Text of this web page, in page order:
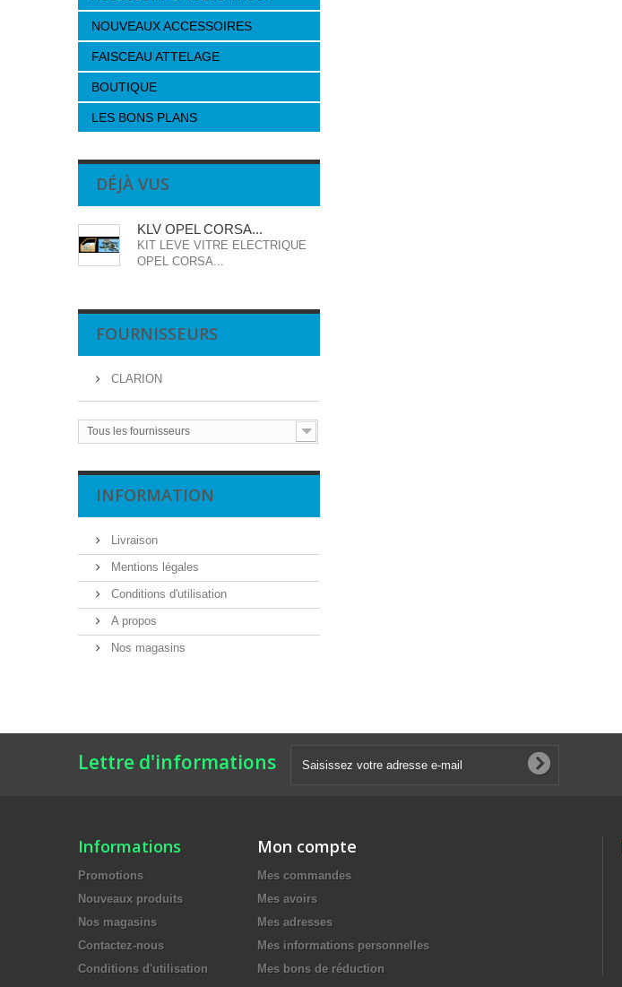
NOUVEAUX ACCESSOIRES
FAISCEAU ATTELAGE
BOUTIQUE
LES BONS PLANS
DÉJÀ VUS
KLV OPEL CORSA...
KIT LEVE VITRE ELECTRIQUE
OPEL CORSA...
FOURNISSEURS
CLARION
Tous les fournisseurs
INFORMATION
Livraison
Mentions légales
Conditions d'utilisation
A propos
Nos magasins
Lettre d'informations
Informations
Promotions
Nouveaux produits
Nos magasins
Contactez-nous
Conditions d'utilisation
Mon compte
Mes commandes
Mes avoirs
Mes adresses
Mes informations personnelles
Mes bons de réduction